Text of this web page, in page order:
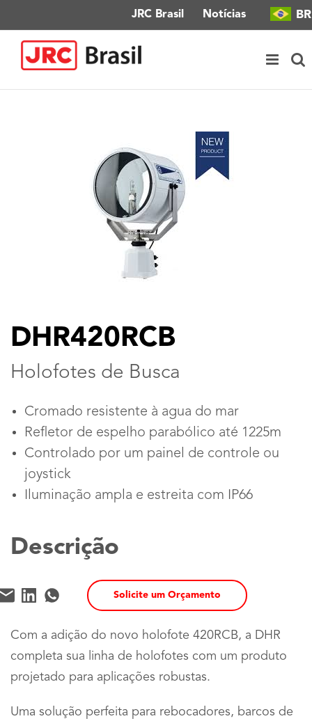
conteúdo
JRC Brasil Notícias BR
DHR420RCB
Holofotes de Busca
Cromado resistente à agua do mar
Refletor de espelho parabólico até 1225m
Controlado por um painel de controle ou
joystick
Iluminação ampla e estreita com IP66
Descrição
Solicite um Orçamento
Com a adição do novo holofote 420RCB, a DHR
completa sua linha de holofotes com um produto
projetado para aplicações robustas.
Uma solução perfeita para rebocadores, barcos de